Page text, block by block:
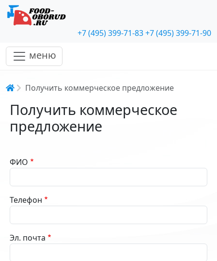
+7 (495) 399-71-83+7 (495) 399-71-90
меню
Строка навигации
Получить коммерческое предложение
Получить коммерческое
предложение
ФИО
Телефон
Эл. почта